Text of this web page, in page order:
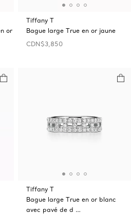
or
Tiffany T
Bague large True en or jaune
CDN$3,850
Tiffany T
Bague large True en or blanc
avec pavé de d …